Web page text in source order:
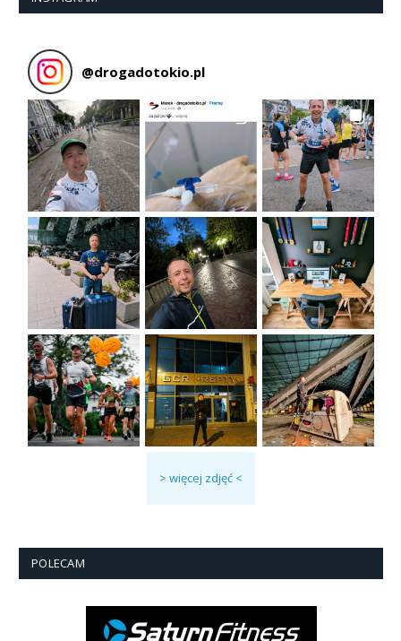
@drogadotokio.pl
> więcej zdjęć <
POLECAM